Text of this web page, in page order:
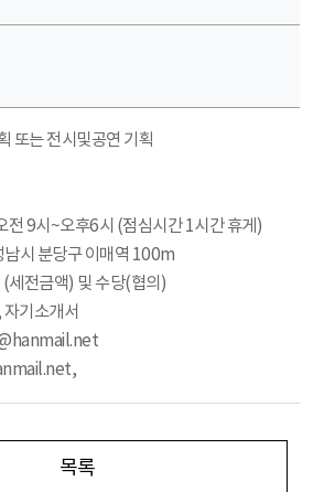
또는 전시및공연 기획
전 9시~오후6시 (점심시간 1시간 휴게)
남시 분당구 이매역 100m
(세전금액) 및 수당(협의)
자기소개서
목록